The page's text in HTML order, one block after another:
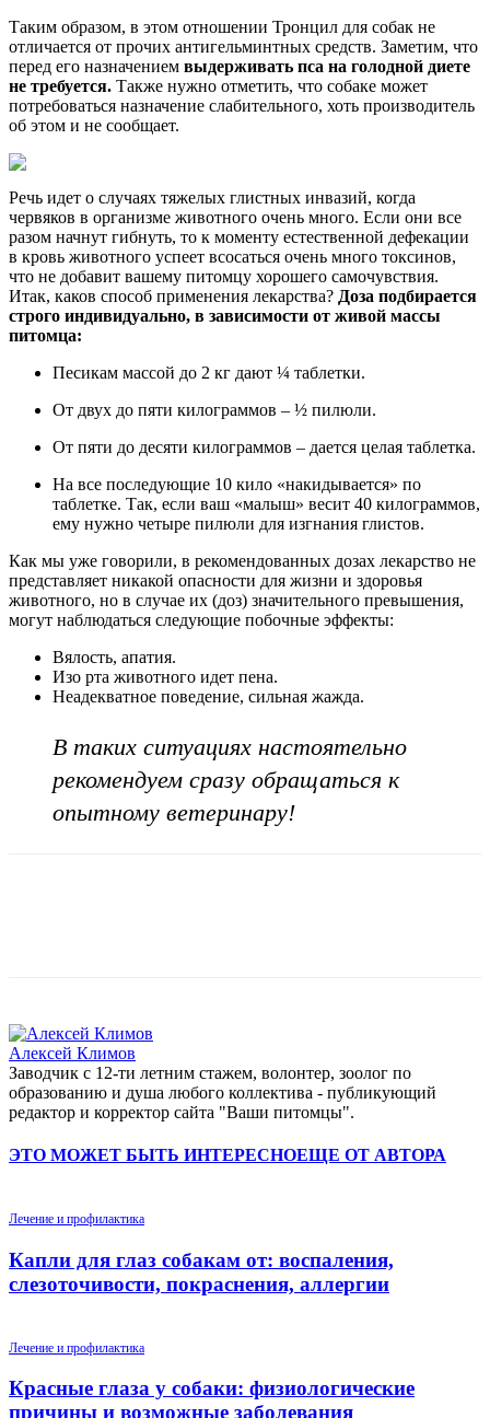
Таким образом, в этом отношении Тронцил для собак не
отличается от прочих антигельминтных средств. Заметим, что
перед его назначением выдерживать пса на голодной диете
не требуется. Также нужно отметить, что собаке может
потребоваться назначение слабительного, хоть производитель
об этом и не сообщает.
Речь идет о случаях тяжелых глистных инвазий, когда
червяков в организме животного очень много. Если они все
разом начнут гибнуть, то к моменту естественной дефекации
в кровь животного успеет всосаться очень много токсинов,
что не добавит вашему питомцу хорошего самочувствия.
Итак, каков способ применения лекарства? Доза подбирается
строго индивидуально, в зависимости от живой массы
питомца:
Песикам массой до 2 кг дают ¼ таблетки.
От двух до пяти килограммов – ½ пилюли.
От пяти до десяти килограммов – дается целая таблетка.
На все последующие 10 кило «накидывается» по
таблетке. Так, если ваш «малыш» весит 40 килограммов,
ему нужно четыре пилюли для изгнания глистов.
Как мы уже говорили, в рекомендованных дозах лекарство не
представляет никакой опасности для жизни и здоровья
животного, но в случае их (доз) значительного превышения,
могут наблюдаться следующие побочные эффекты:
Вялость, апатия.
Изо рта животного идет пена.
Неадекватное поведение, сильная жажда.
В таких ситуациях настоятельно
рекомендуем сразу обращаться к
опытному ветеринару!
Алексей Климов
Заводчик c 12-ти летним стажем, волонтер, зоолог по
образованию и душа любого коллектива - публикующий
редактор и корректор сайта "Ваши питомцы".
ЭТО МОЖЕТ БЫТЬ ИНТЕРЕСНОЕЩЕ ОТ АВТОРА
Лечение и профилактика
Капли для глаз собакам от: воспаления,
слезоточивости, покраснения, аллергии
Лечение и профилактика
Красные глаза у собаки: физиологические
причины и возможные заболевания